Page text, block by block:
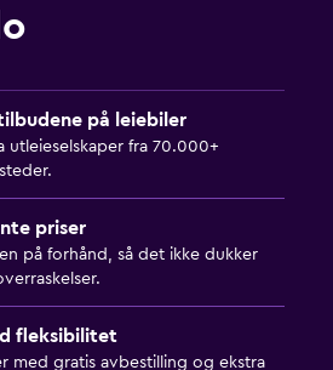
på leiebiler
utleieselskaper fra 70.000+
priser
på forhånd, så det ikke dukker
fleksibilitet
med gratis avbestilling og ekstra